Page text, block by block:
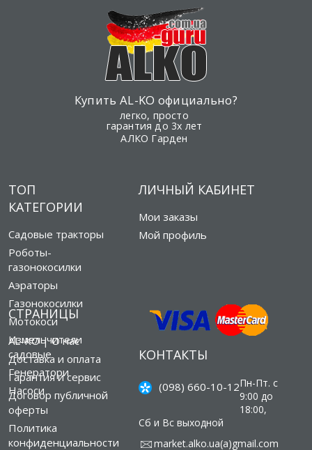
Купить AL-KO официально?
легко, просто
гарантия до 3х лет
АЛКО Гарден
ТОП
КАТЕГОРИИ
Садовые тракторы
Роботы-
газонокосилки
Аэраторы
Газонокосилки
Мотокоси
Измельчители
садовые
Генератори
Насоси
СТРАНИЦЫ
AL-KO | О нас
Доставка и оплата
Гарантия и сервис
Договор публичной
оферты
Политика
конфиденциальности
ЛИЧНЫЙ КАБИНЕТ
Мои заказы
Мой профиль
КОНТАКТЫ
(098) 660-10-12Пн-Пт. с
9:00 до
18:00,
Сб и Вс выходной
market.alko.ua(а)gmail.com